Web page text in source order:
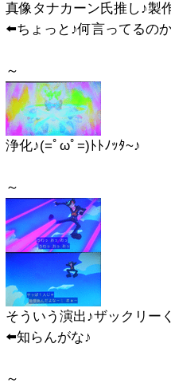
真像タナカーン氏推し♪製
⬅️ちょっと♪何言ってるの
～
浄化♪(=ﾟωﾟ=)ﾄﾄﾉｯﾀ~♪
～
そういう演出♪ザックリー
⬅️知らんがな♪
～